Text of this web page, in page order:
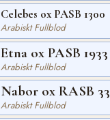
Celebes ox PASB 1300
Arabiskt Fullblod
Etna ox PASB 1933
Arabiskt Fullblod
Nabor ox RASB 33
Arabiskt Fullblod